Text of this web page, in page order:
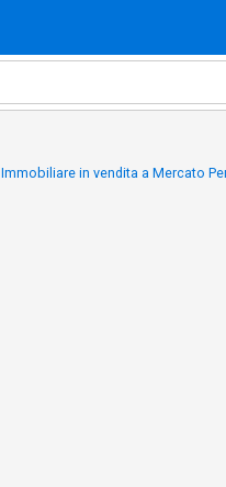
Immobiliare in vendita a Mercato